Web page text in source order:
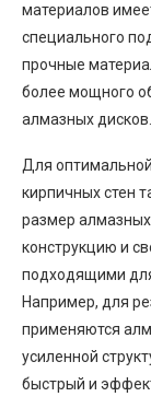
материалов
специального
прочные
более мощного
алмазных дисков.
Для
кирпичных стен
размер
конструкцию и
подходящими
Например, для
применяются
усиленной
быстрый и